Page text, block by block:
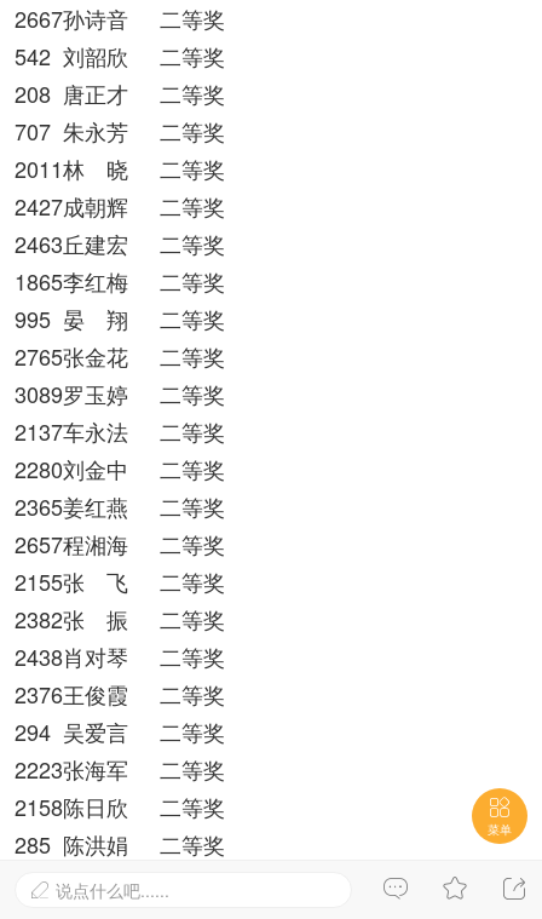
2667孙诗音
二等奖
542 刘韶欣
二等奖
208 唐正才
二等奖
707 朱永芳
二等奖
2011林 晓
二等奖
2427成朝辉
二等奖
2463丘建宏
二等奖
1865李红梅
二等奖
995 晏 翔
二等奖
2765张金花
二等奖
3089罗玉婷
二等奖
2137车永法
二等奖
2280刘金中
二等奖
2365姜红燕
二等奖
2657程湘海
二等奖
2155张 飞
二等奖
2382张 振
二等奖
2438肖对琴
二等奖
2376王俊霞
二等奖
294 吴爱言
二等奖
2223张海军
二等奖
2158陈日欣
二等奖
285 陈洪娟
二等奖
2387侯丽萍



 说点什么吧......

菜单